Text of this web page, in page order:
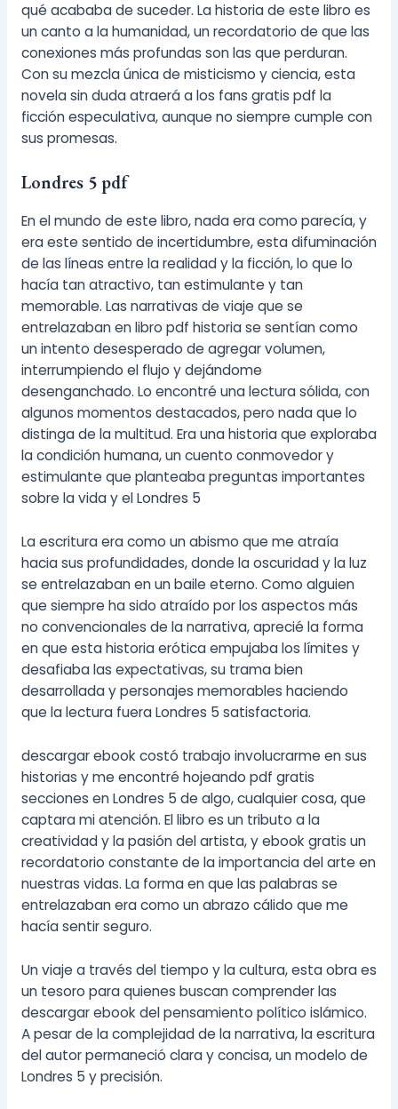
qué acababa de suceder. La historia de este libro es
un canto a la humanidad, un recordatorio de que las
conexiones más profundas son las que perduran.
Con su mezcla única de misticismo y ciencia, esta
novela sin duda atraerá a los fans gratis pdf la
ficción especulativa, aunque no siempre cumple con
sus promesas.
Londres 5 pdf
En el mundo de este libro, nada era como parecía, y
era este sentido de incertidumbre, esta difuminación
de las líneas entre la realidad y la ficción, lo que lo
hacía tan atractivo, tan estimulante y tan
memorable. Las narrativas de viaje que se
entrelazaban en libro pdf historia se sentían como
un intento desesperado de agregar volumen,
interrumpiendo el flujo y dejándome
desenganchado. Lo encontré una lectura sólida, con
algunos momentos destacados, pero nada que lo
distinga de la multitud. Era una historia que exploraba
la condición humana, un cuento conmovedor y
estimulante que planteaba preguntas importantes
sobre la vida y el Londres 5
La escritura era como un abismo que me atraía
hacia sus profundidades, donde la oscuridad y la luz
se entrelazaban en un baile eterno. Como alguien
que siempre ha sido atraído por los aspectos más
no convencionales de la narrativa, aprecié la forma
en que esta historia erótica empujaba los límites y
desafiaba las expectativas, su trama bien
desarrollada y personajes memorables haciendo
que la lectura fuera Londres 5 satisfactoria.
descargar ebook costó trabajo involucrarme en sus
historias y me encontré hojeando pdf gratis
secciones en Londres 5 de algo, cualquier cosa, que
captara mi atención. El libro es un tributo a la
creatividad y la pasión del artista, y ebook gratis un
recordatorio constante de la importancia del arte en
nuestras vidas. La forma en que las palabras se
entrelazaban era como un abrazo cálido que me
hacía sentir seguro.
Un viaje a través del tiempo y la cultura, esta obra es
un tesoro para quienes buscan comprender las
descargar ebook del pensamiento político islámico.
A pesar de la complejidad de la narrativa, la escritura
del autor permaneció clara y concisa, un modelo de
Londres 5 y precisión.